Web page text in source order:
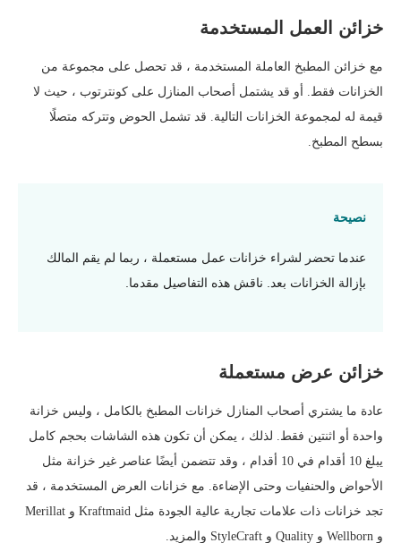
خزائن العمل المستخدمة
مع خزائن المطبخ العاملة المستخدمة ، قد تحصل على مجموعة من
الخزانات فقط. أو قد يشتمل أصحاب المنازل على كونترتوب ، حيث لا
قيمة له لمجموعة الخزانات التالية. قد تشمل الحوض وتتركه متصلًا
بسطح المطبخ.
نصيحة
عندما تحضر لشراء خزانات عمل مستعملة ، ربما لم يقم المالك
بإزالة الخزانات بعد. ناقش هذه التفاصيل مقدما.
خزائن عرض مستعملة
عادة ما يشتري أصحاب المنازل خزانات المطبخ بالكامل ، وليس خزانة
واحدة أو اثنتين فقط. لذلك ، يمكن أن تكون هذه الشاشات بحجم كامل
يبلغ 10 أقدام في 10 أقدام ، وقد تتضمن أيضًا عناصر غير خزانة مثل
الأحواض والحنفيات وحتى الإضاءة. مع خزانات العرض المستخدمة ، قد
تجد خزانات ذات علامات تجارية عالية الجودة مثل Kraftmaid و Merillat
و Wellborn و Quality و StyleCraft والمزيد.